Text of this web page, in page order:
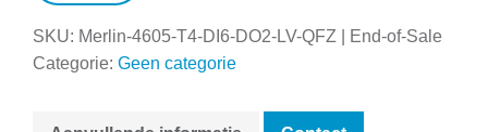
SKU: Merlin-4605-T4-DI6-DO2-LV-QFZ | End-of-Sale
Categorie: Geen categorie